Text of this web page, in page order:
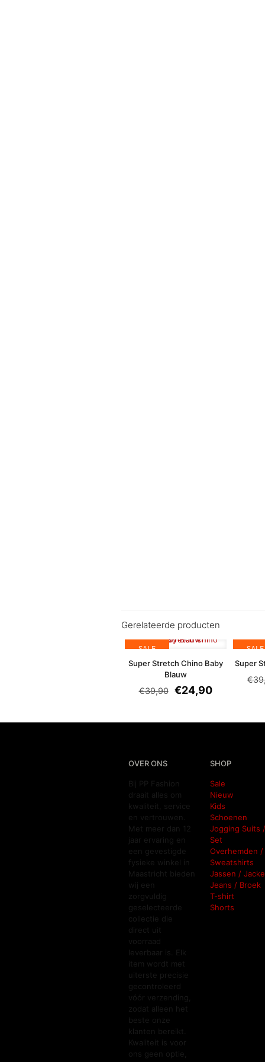
Gerelateerde producten
SALE
Super Stretch Chino Baby
Blauw
€39,90 €24,90
SALE
Super
€
OVER ONS
Bij PP Fashion
draait alles om
kwaliteit, service
en vertrouwen.
Met meer dan 12
jaar ervaring en
een gevestigde
fysieke winkel in
Maastricht bieden
wij een
zorgvuldig
geselecteerde
collectie die
direct uit
voorraad
leverbaar is. Elk
item wordt met
uiterste precisie
gecontroleerd
vóór verzending,
zodat alleen het
beste onze
klanten bereikt.
Kwaliteit is voor
ons geen optie,
SHOP
Sale
Nieuw
Kids
Schoenen
Jogging Suits /
Set
Overhemden /
Sweatshirts
Jassen /
Jeans / Broek
T-shirt
Shorts